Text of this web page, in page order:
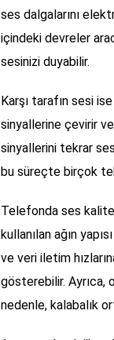
ses dalgalarını
içindeki devreler
sesinizi duyabilir.
Karşı tarafın sesi
sinyallerine çevirir
sinyallerini tekrar
bu süreçte birçok
Telefonda ses
kullanılan ağın
ve veri iletim
gösterebilir. Ayrıca,
nedenle, kalabalık